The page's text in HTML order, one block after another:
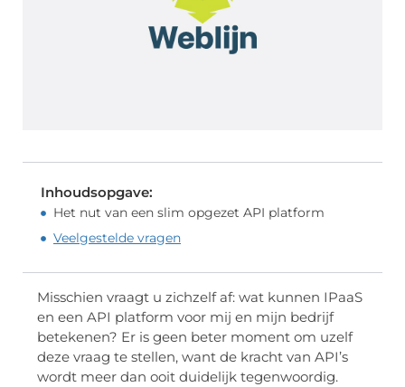
Inhoudsopgave:
Het nut van een slim opgezet API platform
Veelgestelde vragen
Misschien vraagt u zichzelf af: wat kunnen IPaaS
en een API platform voor mij en mijn bedrijf
betekenen? Er is geen beter moment om uzelf
deze vraag te stellen, want de kracht van API’s
wordt meer dan ooit duidelijk tegenwoordig.